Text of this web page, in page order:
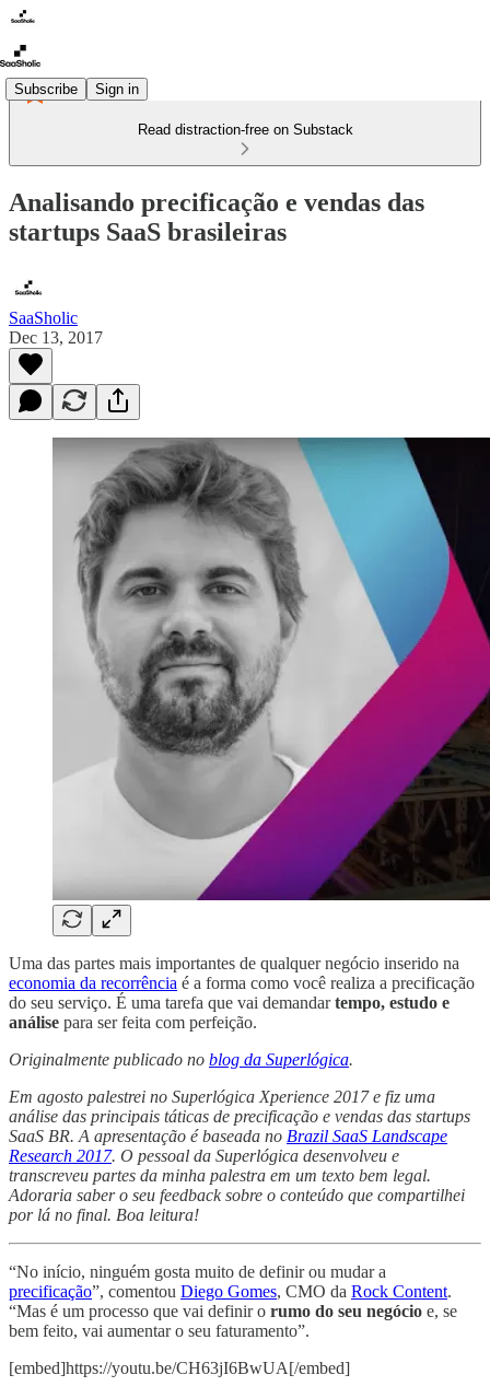
Subscribe Sign in
Read distraction-free on Substack
Analisando precificação e vendas das
startups SaaS brasileiras
SaaSholic
Dec 13, 2017
Uma das partes mais importantes de qualquer negócio inserido na
economia da recorrência é a forma como você realiza a precificação
do seu serviço. É uma tarefa que vai demandartempo, estudo e
análise para ser feita com perfeição.
Originalmente publicado no blog da Superlógica.
Em agosto palestrei no Superlógica Xperience 2017 e fiz uma
análise das principais táticas de precificação e vendas das startups
SaaS BR. A apresentação é baseada no Brazil SaaS Landscape
Research 2017. O pessoal da Superlógica desenvolveu e
transcreveu partes da minha palestra em um texto bem legal.
Adoraria saber o seu feedback sobre o conteúdo que compartilhei
por lá no final. Boa leitura!
“No início, ninguém gosta muito de definir ou mudar a
precificação”, comentou Diego Gomes, CMO da Rock Content.
“Mas é um processo que vai definir o rumo do seu negócio e, se
bem feito, vai aumentar o seu faturamento”.
[embed]https://youtu.be/CH63jI6BwUA[/embed]